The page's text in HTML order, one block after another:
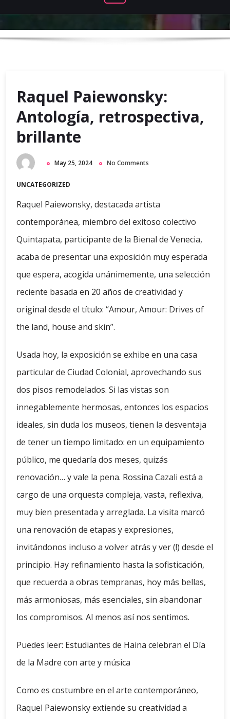
Raquel Paiewonsky:
Antología, retrospectiva,
brillante
May 25, 2024 No Comments
UNCATEGORIZED
Raquel Paiewonsky, destacada artista
contemporánea, miembro del exitoso colectivo
Quintapata, participante de la Bienal de Venecia,
acaba de presentar una exposición muy esperada
que espera, acogida unánimemente, una selección
reciente basada en 20 años de creatividad y
original desde el título: “Amour, Amour: Drives of
the land, house and skin”.
Usada hoy, la exposición se exhibe en una casa
particular de Ciudad Colonial, aprovechando sus
dos pisos remodelados. Si las vistas son
innegablemente hermosas, entonces los espacios
ideales, sin duda los museos, tienen la desventaja
de tener un tiempo limitado: en un equipamiento
público, me quedaría dos meses, quizás
renovación… y vale la pena. Rossina Cazali está a
cargo de una orquesta compleja, vasta, reflexiva,
muy bien presentada y arreglada. La visita marcó
una renovación de etapas y expresiones,
invitándonos incluso a volver atrás y ver (!) desde el
principio. Hay refinamiento hasta la sofisticación,
que recuerda a obras tempranas, hoy más bellas,
más armoniosas, más esenciales, sin abandonar
los compromisos. Al menos así nos sentimos.
Puedes leer: Estudiantes de Haina celebran el Día
de la Madre con arte y música
Como es costumbre en el arte contemporáneo,
Raquel Paiewonsky extiende su creatividad a